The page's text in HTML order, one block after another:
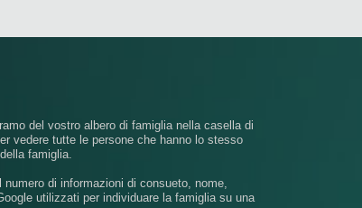
del vostro albero di famiglia nella casella di
vedere tutte le persone che hanno lo stesso
famiglia.
di informazioni di consueto, nome,
utilizzati per individuare la famiglia su una